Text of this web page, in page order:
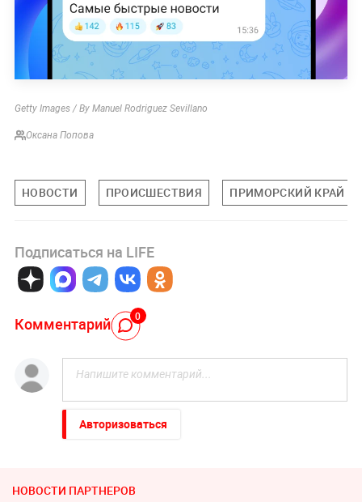
Getty Images / By Manuel Rodriguez Sevillano
Оксана Попова
НОВОСТИ ПРОИСШЕСТВИЯ ПРИМОРСКИЙ КРАЙ
Подписаться на LIFE
Комментарий 0
Авторизоваться
НОВОСТИ ПАРТНЕРОВ